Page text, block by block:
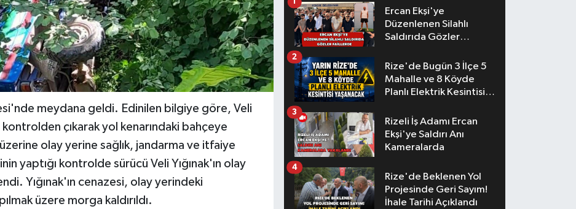
meydana geldi. Edinilen bilgiye göre, Veli
çıkarak yol kenarındaki bahçeye
olay yerine sağlık, jandarma ve itfaiye
yaptığı kontrolde sürücü Veli Yığınak'ın olay
Yığınak'ın cenazesi, olay yerindeki
üzere morga kaldırıldı.
Ercan Ekşi'ye
Düzenlenen Silahlı
Saldırıda Gözler
Rize'de Bugün 3 İlçe 5
Mahalle ve 8 Köyde
Planlı Elektrik Kesintisi
2
Rizeli İş Adamı Ercan
Ekşi'ye Saldırı Anı
Kameralarda
3
Rize'de Beklenen Yol
Projesinde Geri Sayım!
İhale Tarihi Açıklandı
4